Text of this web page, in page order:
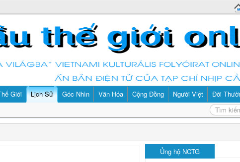
Giới Lịch Sử Góc Nhìn Văn Hóa Cộng Đồng Người Việt Đời
Ủng hộ NCTG